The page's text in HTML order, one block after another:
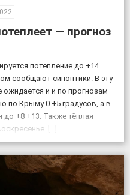
— прогноз
потепление до +14
сообщают синоптики. В эту
ожидается и и по прогнозам
по Крыму 0 +5 градусов, а в
до +8 +13. Также тёплая
[…]